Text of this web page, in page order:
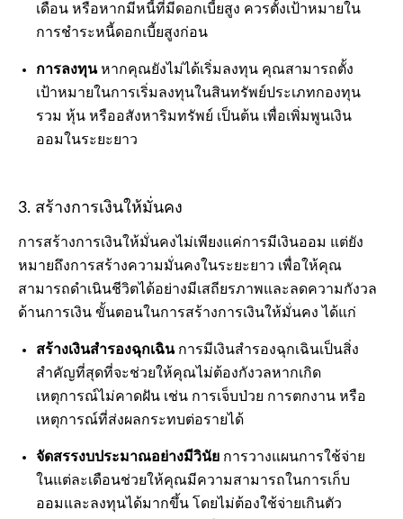
เดือน หรือหากมีหนี้ที่มีดอกเบี้ยสูง ควรตั้งเป้าหมายใน
การชำระหนี้ดอกเบี้ยสูงก่อน
การลงทุนหากคุณยังไม่ได้เริ่มลงทุน คุณสามารถตั้ง
เป้าหมายในการเริ่มลงทุนในสินทรัพย์ประเภทกองทุน
รวม หุ้น หรืออสังหาริมทรัพย์ เป็นต้น เพื่อเพิ่มพูนเงิน
ออมในระยะยาว
3. สร้างการเงินให้มั่นคง
การสร้างการเงินให้มั่นคงไม่เพียงแค่การมีเงินออม แต่ยัง
หมายถึงการสร้างความมั่นคงในระยะยาว เพื่อให้คุณ
สามารถดำเนินชีวิตได้อย่างมีเสถียรภาพและลดความกังวล
ด้านการเงิน ขั้นตอนในการสร้างการเงินให้มั่นคง ได้แก่
สร้างเงินสำรองฉุกเฉินการมีเงินสำรองฉุกเฉินเป็นสิ่ง
สำคัญที่สุดที่จะช่วยให้คุณไม่ต้องกังวลหากเกิด
เหตุการณ์ไม่คาดฝัน เช่น การเจ็บป่วย การตกงาน หรือ
เหตุการณ์ที่ส่งผลกระทบต่อรายได้
จัดสรรงบประมาณอย่างมีวินัย การวางแผนการใช้จ่าย
ในแต่ละเดือนช่วยให้คุณมีความสามารถในการเก็บ
ออมและลงทุนได้มากขึ้น โดยไม่ต้องใช้จ่ายเกินตัว